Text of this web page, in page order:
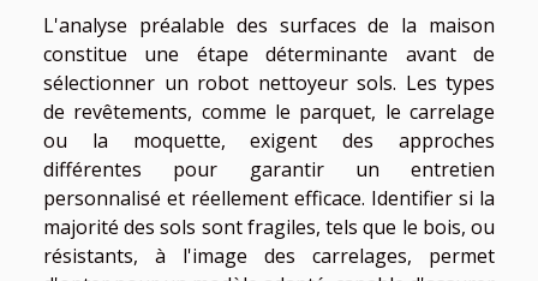
L'analyse préalable des surfaces de la maison
constitue une étape déterminante avant de
sélectionner un robot nettoyeur sols. Les types
de revêtements, comme le parquet, le carrelage
ou la moquette, exigent des approches
différentes pour garantir un entretien
personnalisé et réellement efficace. Identifier si la
majorité des sols sont fragiles, tels que le bois, ou
résistants, à l'image des carrelages, permet